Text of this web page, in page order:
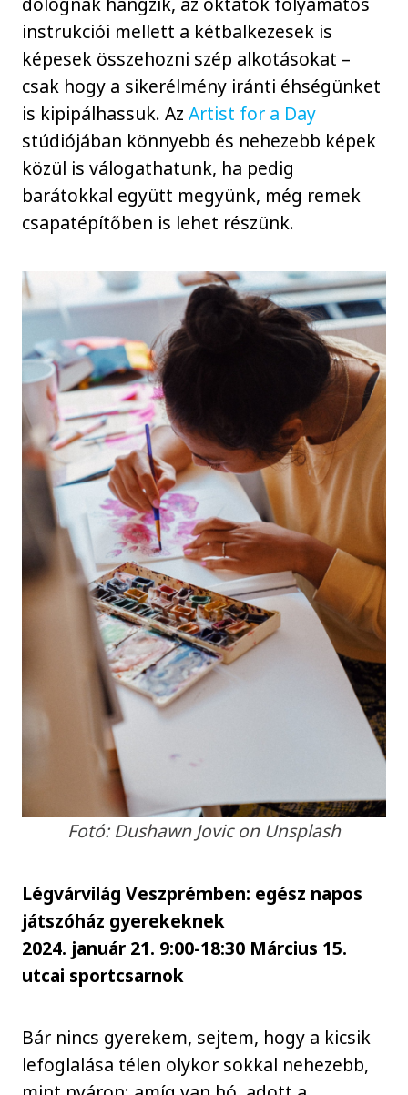
instrukciói mellett a kétbalkezesek is
képesek összehozni szép alkotásokat –
csak hogy a sikerélmény iránti éhségünket
is kipipálhassuk. AzArtist for a Day
stúdiójában könnyebb és nehezebb képek
közül is válogathatunk, ha pedig
barátokkal együtt megyünk, még remek
csapatépítőben is lehet részünk.
Fotó: Dushawn Jovic on Unsplash
Légvárvilág Veszprémben: egész napos
játszóház gyerekeknek
2024. január 21. 9:00-18:30 Március 15.
utcai sportcsarnok
Bár nincs gyerekem, sejtem, hogy a kicsik
lefoglalása télen olykor sokkal nehezebb,